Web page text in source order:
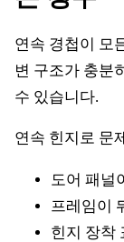
연속 경첩이 모
변 구조가 충분
수 있습니다.
연속 힌지로 문
도어 패널
프레임이
힌지 장착